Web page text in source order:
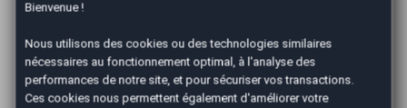
tout. Pour cela, votre agence AutoEasy vous garantit
conclusion de la vente. C’est vous qui choisissez le
mode de paiement qui vous convient : virement
bancaire ou chèque.
Bienvenue !
Nous utilisons des cookies ou des technologies similaires
nécessaires au fonctionnement optimal, à l'analyse des
performances de notre site, et pour sécuriser vos transactions.
Ces cookies nous permettent également d'améliorer votre